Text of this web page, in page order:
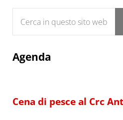
Agenda
Cena di pesce al Crc